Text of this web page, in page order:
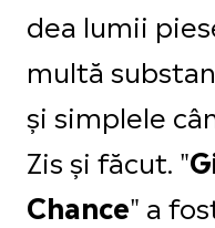
dea lumii
multă
și simplele
Zis și făcut. "
Chance" a